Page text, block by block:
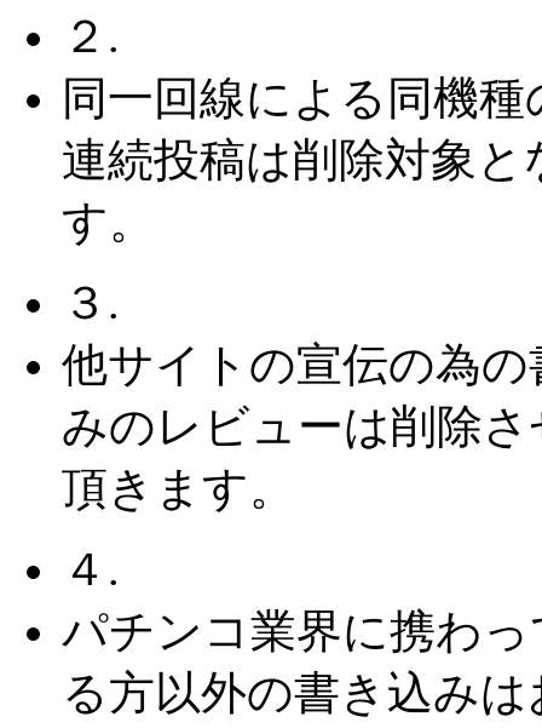
２.
同一回線による同機種
連続投稿は削除対象と
す。
３.
他サイトの宣伝の為の
みのレビューは削除さ
頂きます。
４.
パチンコ業界に携わっ
る方以外の書き込みは